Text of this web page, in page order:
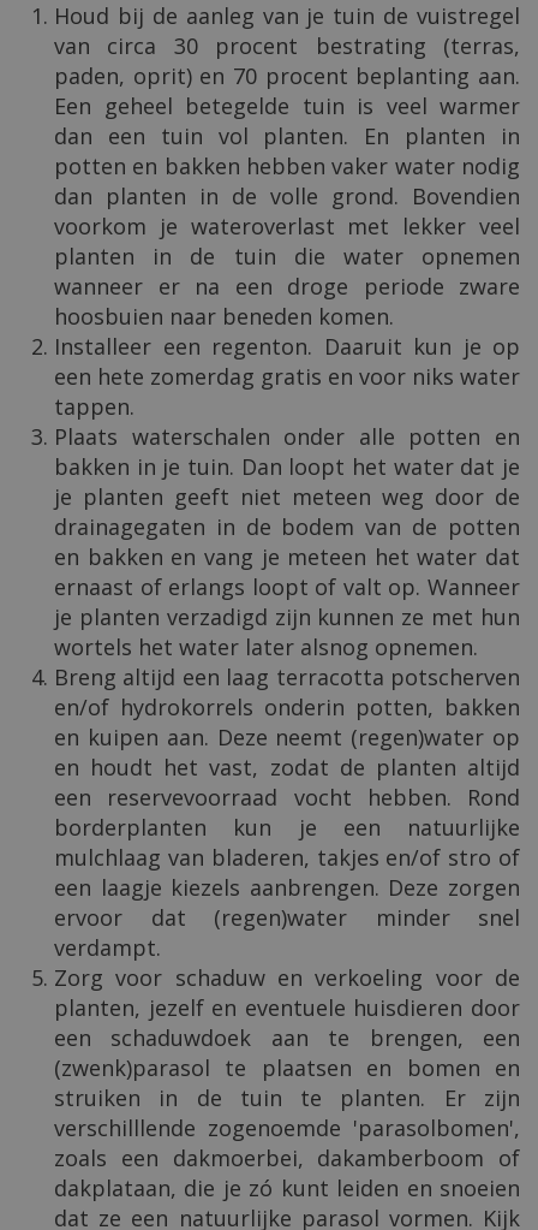
Houd bij de aanleg van je tuin de vuistregel
van circa 30 procent bestrating (terras,
paden, oprit) en 70 procent beplanting aan.
Een geheel betegelde tuin is veel warmer
dan een tuin vol planten. En planten in
potten en bakken hebben vaker water nodig
dan planten in de volle grond. Bovendien
voorkom je wateroverlast met lekker veel
planten in de tuin die water opnemen
wanneer er na een droge periode zware
hoosbuien naar beneden komen.
Installeer een regenton. Daaruit kun je op
een hete zomerdag gratis en voor niks water
tappen.
Plaats waterschalen onder alle potten en
bakken in je tuin. Dan loopt het water dat je
je planten geeft niet meteen weg door de
drainagegaten in de bodem van de potten
en bakken en vang je meteen het water dat
ernaast of erlangs loopt of valt op. Wanneer
je planten verzadigd zijn kunnen ze met hun
wortels het water later alsnog opnemen.
Breng altijd een laag terracotta potscherven
en/of hydrokorrels onderin potten, bakken
en kuipen aan. Deze neemt (regen)water op
en houdt het vast, zodat de planten altijd
een reservevoorraad vocht hebben. Rond
borderplanten kun je een natuurlijke
mulchlaag van bladeren, takjes en/of stro of
een laagje kiezels aanbrengen. Deze zorgen
ervoor dat (regen)water minder snel
verdampt.
Zorg voor schaduw en verkoeling voor de
planten, jezelf en eventuele huisdieren door
een schaduwdoek aan te brengen, een
(zwenk)parasol te plaatsen en bomen en
struiken in de tuin te planten. Er zijn
verschilllende zogenoemde 'parasolbomen',
zoals een dakmoerbei, dakamberboom of
dakplataan, die je zó kunt leiden en snoeien
dat ze een natuurlijke parasol vormen. Kijk